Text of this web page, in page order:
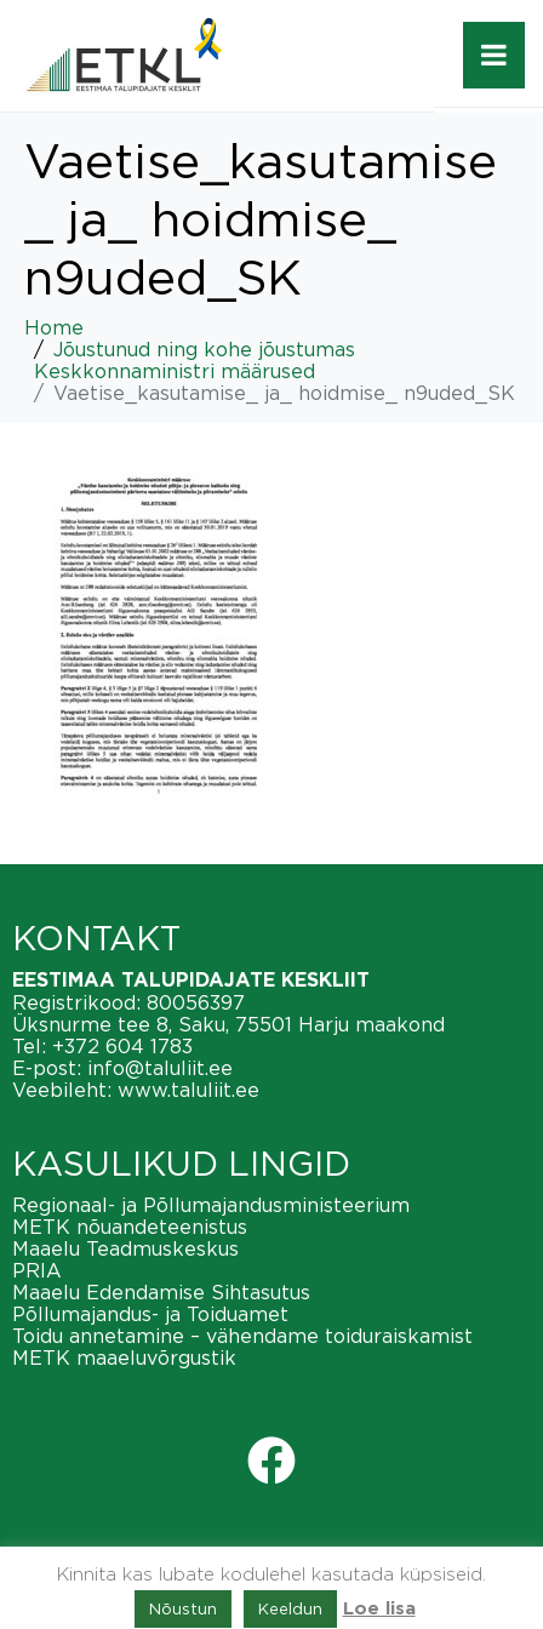
Vaetise_kasutamise
_ ja_ hoidmise_
n9uded_SK
Home
Jõustunud ning kohe jõustumas
Keskkonnaministri määrused
Vaetise_kasutamise_ ja_ hoidmise_ n9uded_SK
KONTAKT
EESTIMAA TALUPIDAJATE KESKLIIT
Registrikood: 80056397
Üksnurme tee 8, Saku, 75501 Harju maakond
Tel: +372 604 1783
E-post: info@taluliit.ee
Veebileht: www.taluliit.ee
KASULIKUD LINGID
Regionaal- ja Põllumajandusministeerium
METK nõuandeteenistus
Maaelu Teadmuskeskus
PRIA
Maaelu Edendamise Sihtasutus
Põllumajandus- ja Toiduamet
Toidu annetamine – vähendame toiduraiskamist
METK maaeluvõrgustik
Kinnita kas lubate kodulehel kasutada küpsiseid.
Nõustun Keeldun Loe lisa